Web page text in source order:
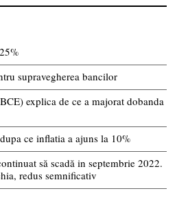
supravegherea bancilor
explica de ce a majorat dobanda
ce inflatia a ajuns la 10%
să scadă in septembrie 2022.
redus semnificativ